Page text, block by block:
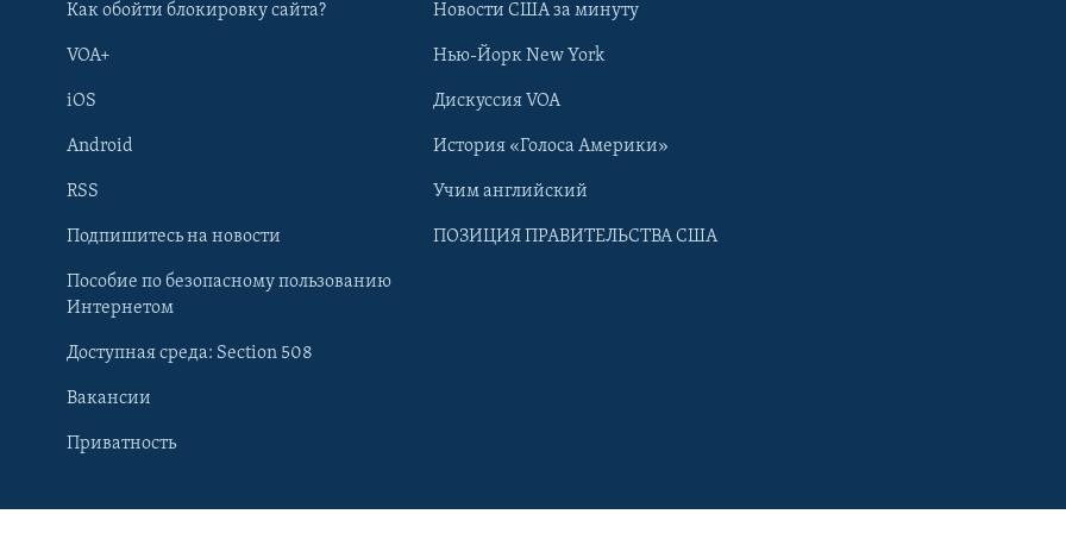
Learning English
Как обойти блокировку сайта?
VOA+
iOS
Android
RSS
Подпишитесь на новости
Пособие по безопасному пользованию
Интернетом
Доступная среда: Section 508
Вакансии
Приватность
Новости США за минуту
Нью-Йорк New York
Дискуссия VOA
История «Голоса Америки»
Учим английский
ПОЗИЦИЯ ПРАВИТЕЛЬСТВА США